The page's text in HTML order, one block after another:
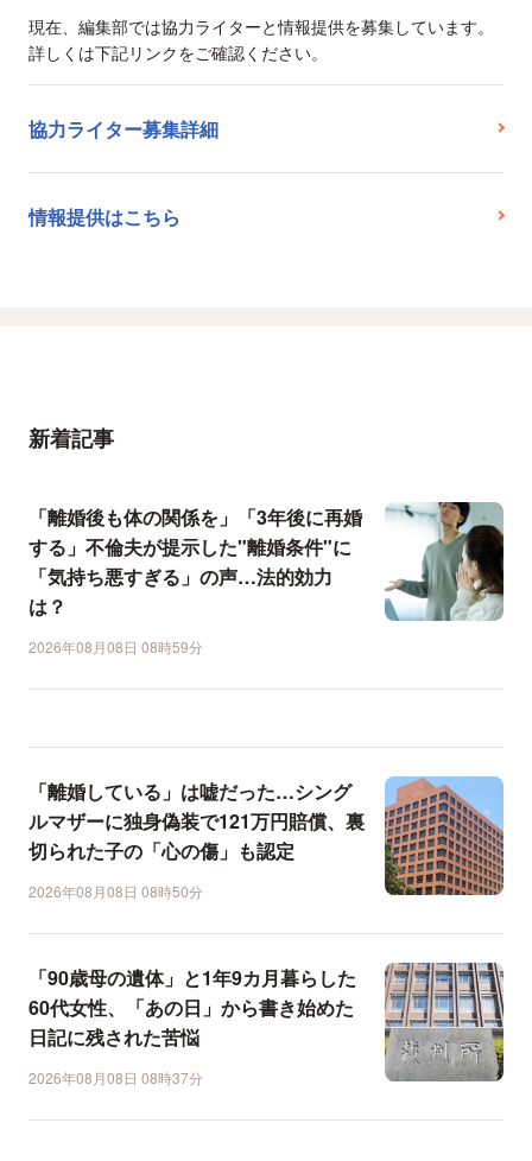
現在、編集部では協力ライターと情報提供を募集しています。
詳しくは下記リンクをご確認ください。
協力ライター募集詳細
情報提供はこちら
新着記事
「離婚後も体の関係を」「3年後に再婚
する」不倫夫が提示した"離婚条件"に
「気持ち悪すぎる」の声…法的効力
は？
2026年08月08日 08時59分
「離婚している」は嘘だった…シング
ルマザーに独身偽装で121万円賠償、裏
切られた子の「心の傷」も認定
2026年08月08日 08時50分
「90歳母の遺体」と1年9カ月暮らした
60代女性、「あの日」から書き始めた
日記に残された苦悩
2026年08月08日 08時37分